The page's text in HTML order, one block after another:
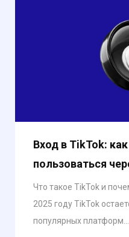
Вход в TikTok:
пользоваться
Что такое TikTok и
2025 году TikTok
популярных платформ...